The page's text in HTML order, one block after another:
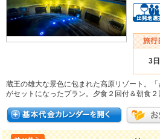
3
蔵王の雄大な景色に包まれた高原リゾート。
がセットになったプラン。夕食２回付＆朝食２